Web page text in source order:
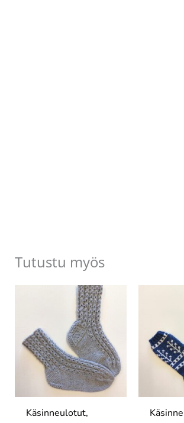
Tutustu myös
Käsinneulotut,